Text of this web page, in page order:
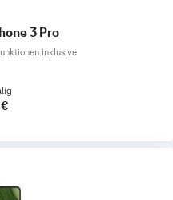
3 Pro
inklusive